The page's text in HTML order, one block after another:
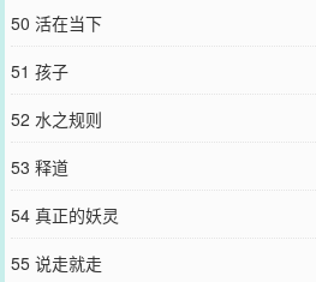
50 活在当下
51 孩子
52 水之规则
53 释道
54 真正的妖灵
55 说走就走